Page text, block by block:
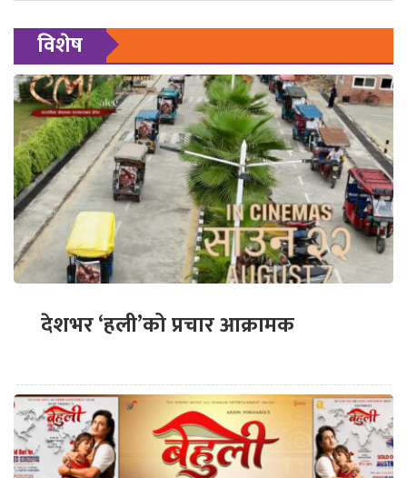
विशेष
देशभर ‘हली’को प्रचार आक्रामक